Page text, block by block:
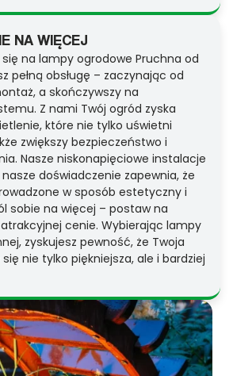
NA WIĘCEJ
na lampy ogrodowe Pruchna od
pełną obsługę – zaczynając od
a skończywszy na
Z nami Twój ogród zyska
które nie tylko uświetni
zwiększy bezpieczeństwo i
Nasze niskonapięciowe instalacje
doświadczenie zapewnia, że
w sposób estetyczny i
sobie na więcej – postaw na
cenie. Wybierając lampy
zyskujesz pewność, że Twoja
nie tylko piękniejsza, ale i bardziej